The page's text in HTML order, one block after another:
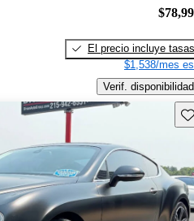
El precio incluye tasas
$1,538/mes
Verif. disponibilidad